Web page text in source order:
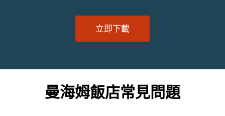
立即下載
曼海姆飯店常見問題